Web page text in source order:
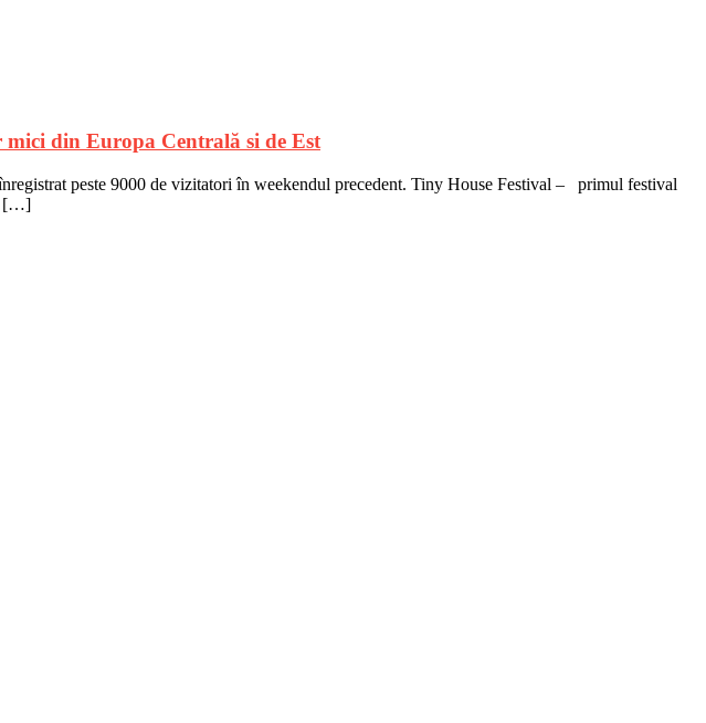
mici din Europa Centrală si de Est
peste 9000 de vizitatori în weekendul precedent. Tiny House Festival – primul festival
[…]